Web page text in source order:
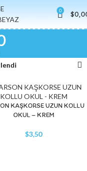
0 $
KAŞKORSE UZUN KOLLU
OKUL – KREM
$3,50